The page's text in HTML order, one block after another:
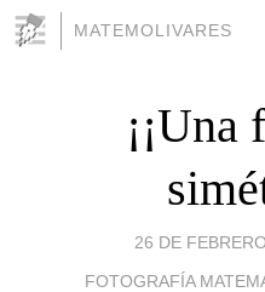
MATEMOLIVARES
26 DE
FOTOGRAFÍA